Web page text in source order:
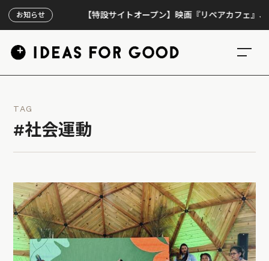
お知らせ 【特設サイトオープン】映画『リペアカフェ』、上映
TAG
#社会運動